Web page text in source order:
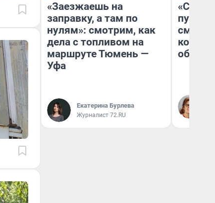
«Заезжаешь на
заправку, а там по
нулям»: смотрим, как
дела с топливом на
маршруте Тюмень —
Уфа
Екатерина Бурлева
Журналист 72.RU